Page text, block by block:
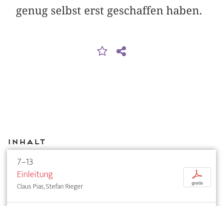
genug selbst erst geschaffen haben.
Inhalt
7–13
Einleitung
Claus Pias, Stefan Rieger
p
gratis